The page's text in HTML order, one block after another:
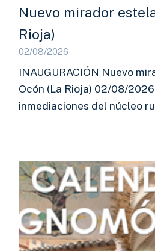
Nuevo mirador
Rioja)
02/08/2026
INAUGURACIÓN Nuevo
Ocón (La Rioja) 02/08/
inmediaciones del núcleo